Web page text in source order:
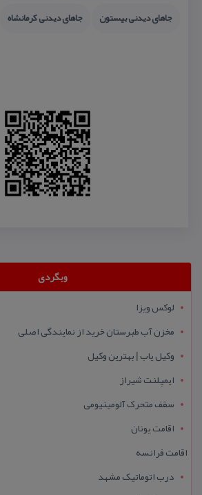
جاهای دیدنی بیستون
جاهای دیدنی كرمانشاه
وبگردی
لوکس ویزا
مخزن آب طبرستان خرید از نمایندگی اصلی
وکیل یاب | بهترین وکیل
ایمپلنت شیراز
سقف متحرک آلومینیومی
اقامت یونان
اقامت فرانسه
درب اتوماتیک مشهد